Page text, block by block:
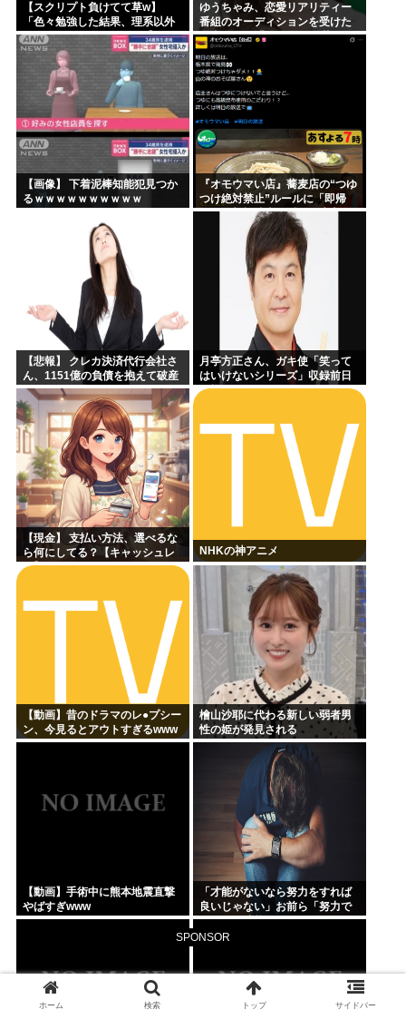
SPONSOR
【スクリプト負けてて草w】
「色々勉強した結果、理系以外
はエラー品だと気付いた【ガ
チ】」について、もっと具体的
に話そうか
ゆうちゃみ、恋愛リアリティー
番組のオーディションを受けた
過去を激白「10回くらい落ちて
るんです」
【画像】 下着泥棒知能犯見つか
るｗｗｗｗｗｗｗｗｗｗ
『オモウマい店』蕎麦店の“つゆ
つけ絶対禁止”ルールに「即帰
る」一部視聴者が反発…店主に
【悲報】 クレカ決済代行会社さ
ん、1151億の負債を抱えて破産
←これヤバ過ぎるやろw w w w w
w wっw
月亭方正さん、ガキ使「笑って
はいけないシリーズ」収録前日
の様子がこちらｗｗｗｗｗ
【現金】 支払い方法、選べるな
ら何にしてる？【キャッシュレ
ス】
NHKの神アニメ
【動画】昔のドラマのレ●プシー
ン、今見るとアウトすぎるwww
檜山沙耶に代わる新しい弱者男
性の姫が発見される
【動画】手術中に熊本地震直撃
やばすぎwww
「才能がないなら努力をすれば
良いじゃない」お前ら「努力で
きるのも才能だよ」←は？
ホーム 検索 トップ サイドバー